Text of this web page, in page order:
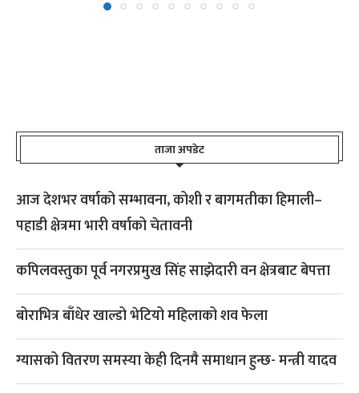
ताजा अपडेट
आज देशभर वर्षाको सम्भावना, कोशी र बागमतीका हिमाली–
पहाडी क्षेत्रमा भारी वर्षाको चेतावनी
कपिलवस्तुका पूर्व नगरप्रमुख सिंह साझेदारी वन क्षेत्रबाट बेपत्ता
बोराभित्र बाँधेर खाल्डो भेटियो महिलाको शव फेला
ग्यासको वितरण समस्या केही दिनमै समाधान हुन्छ- मन्त्री यादव